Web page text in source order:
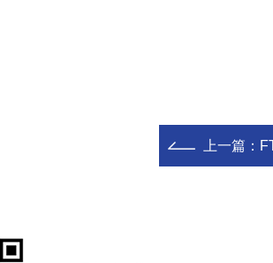
上一篇：